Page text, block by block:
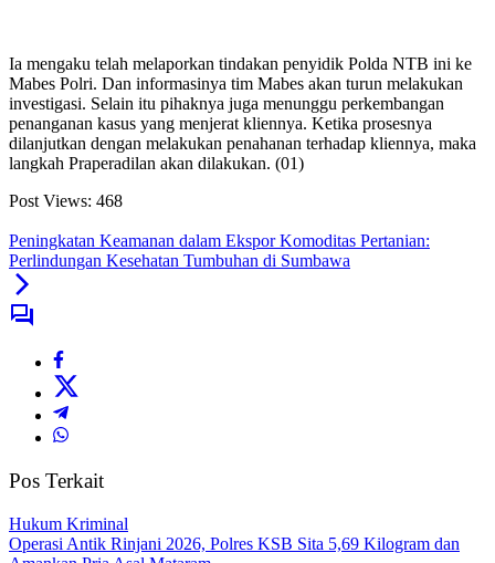
Ia mengaku telah melaporkan tindakan penyidik Polda NTB ini ke
Mabes Polri. Dan informasinya tim Mabes akan turun melakukan
investigasi. Selain itu pihaknya juga menunggu perkembangan
penanganan kasus yang menjerat kliennya. Ketika prosesnya
dilanjutkan dengan melakukan penahanan terhadap kliennya, maka
langkah Praperadilan akan dilakukan. (01)
Post Views: 468
Peningkatan Keamanan dalam Ekspor Komoditas Pertanian:
Perlindungan Kesehatan Tumbuhan di Sumbawa
Pos Terkait
Hukum Kriminal
Operasi Antik Rinjani 2026, Polres KSB Sita 5,69 Kilogram dan